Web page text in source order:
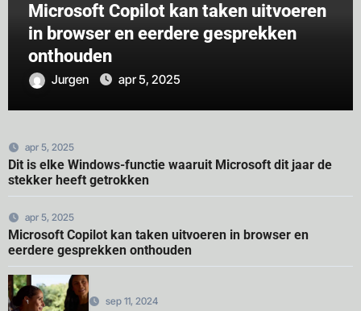
Microsoft Copilot kan taken uitvoeren
in browser en eerdere gesprekken
onthouden
Jurgen apr 5, 2025
apr 5, 2025
Dit is elke Windows-functie waaruit Microsoft dit jaar de
stekker heeft getrokken
apr 5, 2025
Microsoft Copilot kan taken uitvoeren in browser en
eerdere gesprekken onthouden
sep 11, 2024